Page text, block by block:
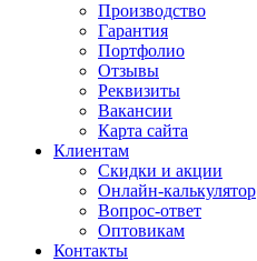
Производство
Гарантия
Портфолио
Отзывы
Реквизиты
Вакансии
Карта сайта
Клиентам
Скидки и акции
Онлайн-калькулятор
Вопрос-ответ
Оптовикам
Контакты